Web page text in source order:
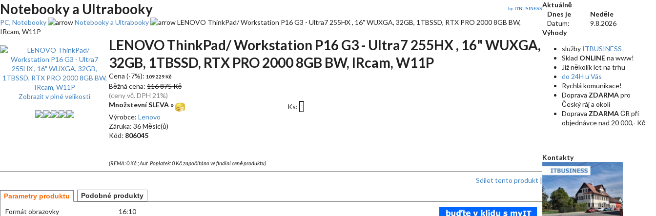
Notebooky a Ultrabooky by ITBUSINESS
PC, Notebooky Notebooky a Ultrabooky
LENOVO ThinkPad/ Workstation P16 G3 - Ultra7 255HX , 16" WUXGA, 32GB, 1TBSSD, RTX PRO 2000 8GB BW,
IRcam, W11P
Zobrazit v plné velikosti
LENOVO ThinkPad/ Workstation P16 G3 - Ultra7 255HX , 16" WUXGA,
32GB, 1TBSSD, RTX PRO 2000 8GB BW, IRcam, W11P
Cena (-7%): 109 229 Kč
Běžná cena: 116 875 Kč
(ceny vč. DPH 21%)
Množstevní SLEVA »
Ks:
Výrobce: Lenovo
Záruka: 36 Měsíc(ů)
Kód: 806045
(REMA: 0 Kč ; Aut. Poplatek: 0 Kč započítáno ve finální ceně produktu)
Sdílet tento produkt |
Parametry produktu Podobné produkty
Formát obrazovky
16:10
Aktuálně
Dnes je
Neděle
Datum:
9.8.2026
Výhody
služby ITBUSINESS
Sklad ONLINEna www!
Již několik let na trhu
do 24H u Vás
Rychlá komunikace!
Doprava ZDARMApro
Český ráj a okolí
Doprava ZDARMAČR při
objednávce nad 20 000,- Kč
Kontakty